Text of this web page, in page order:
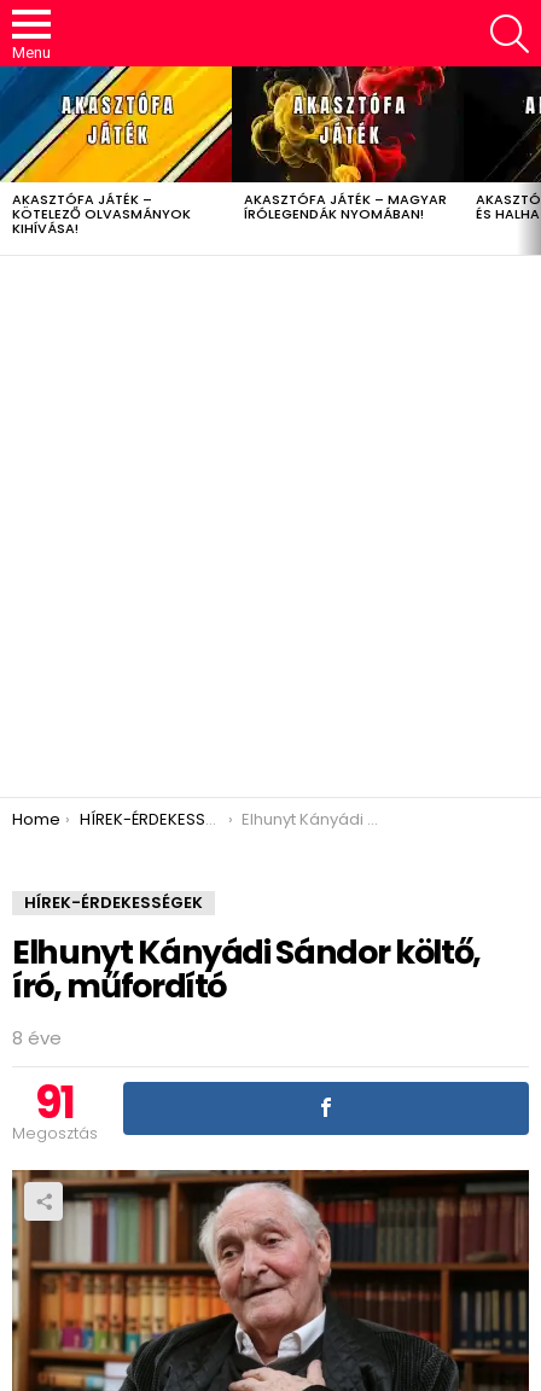
Menu
LATEST
STORIES
AKASZTÓFA JÁTÉK –
KÖTELEZŐ OLVASMÁNYOK
KIHÍVÁSA!
AKASZTÓFA JÁTÉK – MAGYAR
ÍRÓLEGENDÁK NYOMÁBAN! ÉS
You are here:
Home HÍREK-ÉRDEKESSÉGEK Elhunyt Kányádi Sándor költő, író, műfordító
HÍREK-ÉRDEKESSÉGEK
Elhunyt Kányádi Sándor költő,
író, műfordító
8 éve
91
Megosztás